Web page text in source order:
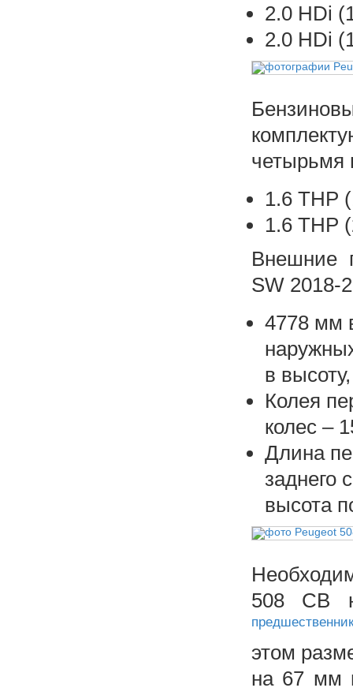
2.0 HDi
2.0 HDi
четырьмя
1.6 THP
1.6 THP
Внешние
SW 2018-
4778 мм
в
Колея
колес –
Длина
заднего
высота
508 СВ
этом
на 67 мм